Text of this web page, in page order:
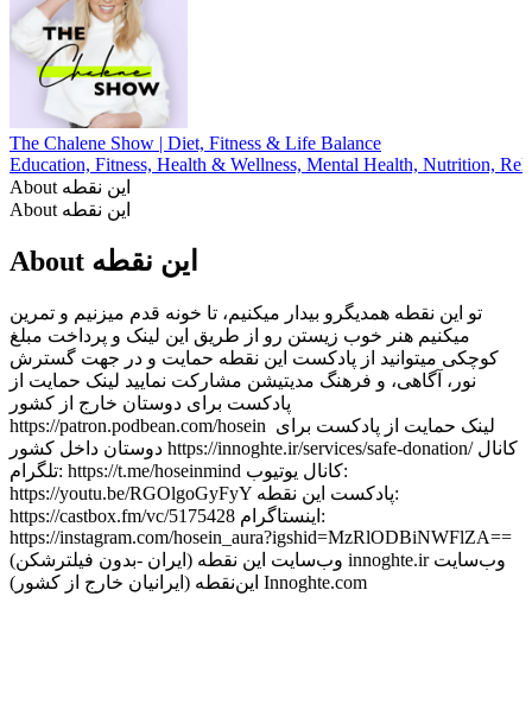
The Chalene Show | Diet, Fitness & Life Balance
Education, Fitness, Health & Wellness, Mental Health, Nutrition,
About این نقطه
About این نقطه
About این نقطه
تو این نقطه همدیگرو بیدار میکنیم، تا خونه قدم میزنیم و تمرین
میکنیم هنر خوب زیستن رو از طریق این لینک و پرداخت مبلغ
کوچکی میتوانید از پادکست این نقطه حمایت و در جهت گسترش
نور، آگاهی، و فرهنگ مدیتیشن مشارکت نمایید لینک حمایت از
پادکست برای دوستان خارج از کشور
https://patron.podbean.com/hosein لینک حمایت از پادکست برای
دوستان داخل کشور https://innoghte.ir/services/safe-donation/ کانال
تلگرام: https://t.me/hoseinmind کانال یوتیوب:
https://youtu.be/RGOlgoGyFyY پادکست این نقطه:
https://castbox.fm/vc/5175428 اینستاگرام:
https://instagram.com/hosein_aura?igshid=MzRlODBiNWFlZA==
وب‌سایت این نقطه (ایران -بدون فیلترشکن) innoghte.ir وب‌سایت
این‌نقطه (ایرانیان خارج از کشور) Innoghte.com